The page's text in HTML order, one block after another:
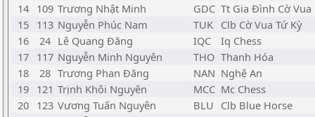
14 109 Trương Nhật Minh GDC Tt Gia Đình Cờ Vua
15 113 Nguyễn Phúc Nam TUK Clb Cờ Vua Tứ Kỳ
16
24 Lê Quang Đăng IQC
Iq Chess
17 117 Nguyễn Minh Nguyên THO Thanh Hóa
18
28 Trương Phan Đăng NAN Nghệ An
19 121 Trịnh Khôi Nguyên MCC Mc Chess
20 123 Vương Tuấn Nguyên BLU Clb Blue Horse